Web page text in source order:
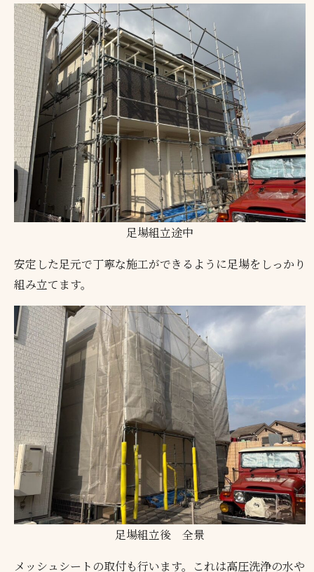
足場組立途中
安定した足元で丁寧な施工ができるように足場をしっかり
組み立てます。
足場組立後 全景
メッシュシートの取付も行います。これは高圧洗浄の水や